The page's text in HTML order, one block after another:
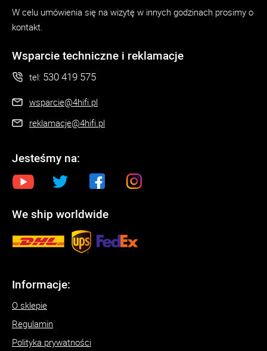
W celu umówienia się na wizytę w innych godzinach prosimy o
kontakt.
Wsparcie techniczne i reklamacje
tel: 530 419 575
wsparcie@4hifi.pl
reklamacje@4hifi.pl
Jesteśmy na:
We ship worldwide
Informacje:
O sklepie
Regulamin
Polityka prywatności